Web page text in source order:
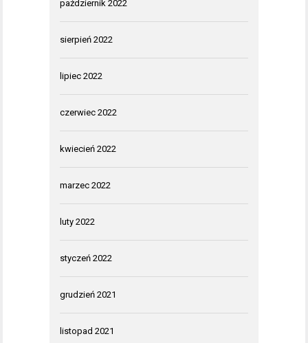
październik 2022
sierpień 2022
lipiec 2022
czerwiec 2022
kwiecień 2022
marzec 2022
luty 2022
styczeń 2022
grudzień 2021
listopad 2021